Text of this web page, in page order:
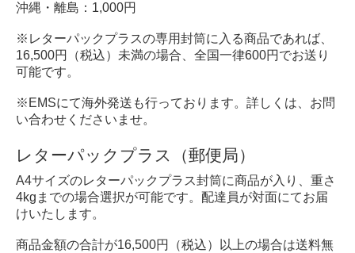
沖縄・離島：1,000円
※レターパックプラスの専用封筒に入る商品であれば、
16,500円（税込）未満の場合、全国一律600円でお送り
可能です。
※EMSにて海外発送も行っております。詳しくは、お問
い合わせくださいませ。
レターパックプラス（郵便局）
A4サイズのレターパックプラス封筒に商品が入り、重さ
4kgまでの場合選択が可能です。配達員が対面にてお届
けいたします。
商品金額の合計が16,500円（税込）以上の場合は送料無